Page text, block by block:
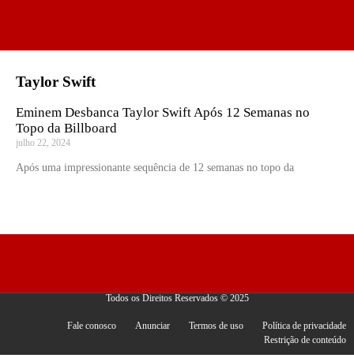
Taylor Swift
Eminem Desbanca Taylor Swift Após 12 Semanas no
Topo da Billboard
julho 22, 2024
Após uma impressionante sequência de 12 semanas no topo da
Todos os Direitos Reservados © 2025
Fale conosco Anunciar Termos de uso
Política de privacidade
Restrição de conteúdo